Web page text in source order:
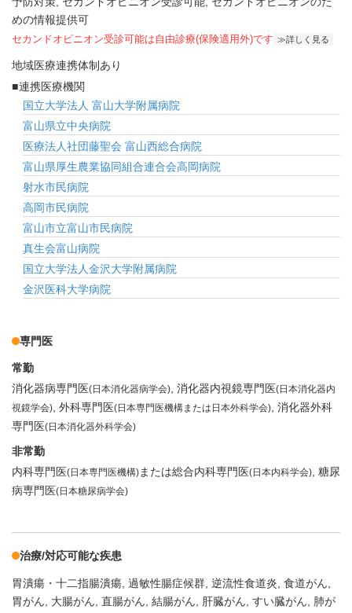
めの情報提供可
セカンドオピニオン受診可能は自由診療(保険適用外)です 詳しく見る
地域医療連携体制あり
連携医療機関
国立大学法人 富山大学附属病院
富山県立中央病院
医療法人社団藤聖会 富山西総合病院
富山県厚生農業協同組合連合会高岡病院
射水市民病院
高岡市民病院
富山市立富山市民病院
真生会富山病院
国立大学法人金沢大学附属病院
金沢医科大学病院
専門医
常勤
消化器病専門医(日本消化器病学会) 消化器内視鏡専門医(日本消化器内
視鏡学会) 外科専門医(日本専門医機構または日本外科学会) 消化器外科
専門医(日本消化器外科学会)
非常勤
内科専門医(日本専門医機構) または総合内科専門医(日本内科学会) 糖尿
病専門医(日本糖尿病学会)
治療/対応可能な疾患
胃潰瘍・十二指腸潰瘍 過敏性腸症候群 逆流性食道炎 食道がん
胃がん
大腸がん 直腸がん 結腸がん 肝臓がん すい臓がん
肺が